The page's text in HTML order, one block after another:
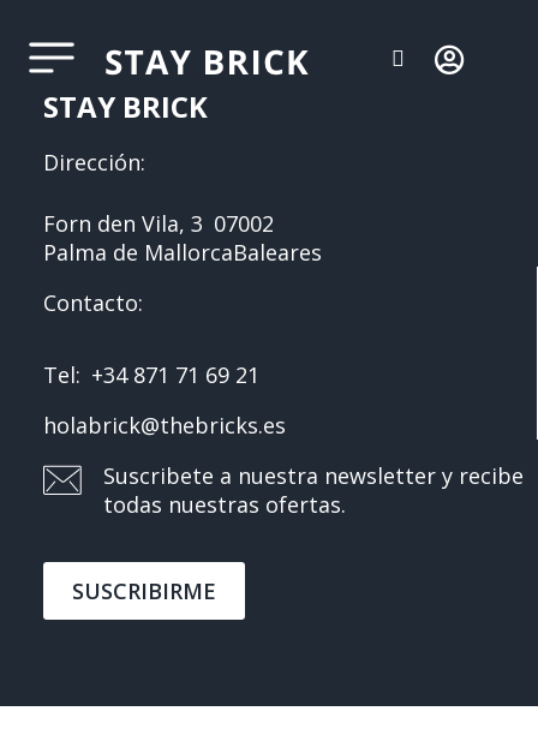
STAY BRICK
Dirección:
Forn den Vila, 3 07002
Palma de MallorcaBaleares
Contacto:
Tel: +34 871 71 69 21
holabrick@thebricks.es
Suscribete a nuestra newsletter y recibe
todas nuestras ofertas.
SUSCRIBIRME